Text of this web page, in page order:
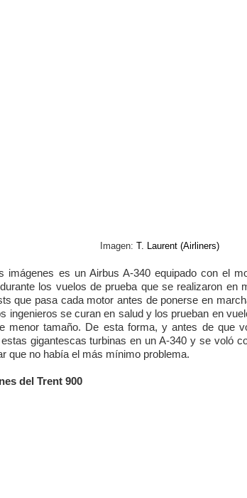
Imagen: T. Laurent (Airliners)
imágenes es un Airbus A-340 equipado con el
los vuelos de prueba que se realizaron en
que pasa cada motor antes de ponerse en
ingenieros se curan en salud y los prueban en
menor tamaño. De esta forma, y antes de que
gigantescas turbinas en un A-340 y se voló
que no había el más mínimo problema.
del Trent 900